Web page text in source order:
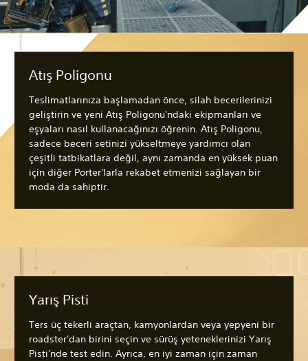
Atış Poligonu
Teslimatlarınıza başlamadan önce, silah becerilerinizi
geliştirin ve yeni Atış Poligonu'ndaki ekipmanları ve
eşyaları nasıl kullanacağınızı öğrenin. Atış Poligonu,
sadece beceri setinizi yükseltmeye yardımcı olan
çeşitli tatbikatlara değil, aynı zamanda en yüksek puan
için diğer Porter'larla rekabet etmenizi sağlayan bir
moda da sahiptir.
Yarış Pisti
Ters üç tekerli araçtan, kamyonlardan veya yepyeni bir
roadster'dan birini seçin ve sürüş yeteneklerinizi Yarış
Pisti'nde test edin. Ayrıca, en iyi zaman için zaman